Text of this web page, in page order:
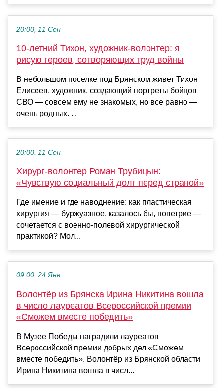
20:00, 11 Сен
10-летний Тихон, художник-волонтер: я
рисую героев, сотворяющих труд войны
В небольшом поселке под Брянском живет Тихон
Елисеев, художник, создающий портреты бойцов
СВО — совсем ему не знакомых, но все равно —
очень родных. ...
20:00, 11 Сен
Хирург-волонтер Роман Трубицын:
«Чувствую социальный долг перед страной»
Где имение и где наводнение: как пластическая
хирургия — буржуазное, казалось бы, поветрие —
сочетается с военно-полевой хирургической
практикой? Мол...
09:00, 24 Янв
Волонтёр из Брянска Ирина Никитина вошла
в число лауреатов Всероссийской премии
«Сможем вместе победить»
В Музее Победы наградили лауреатов
Всероссийской премии добрых дел «Сможем
вместе победить». Волонтёр из Брянской области
Ирина Никитина вошла в числ...